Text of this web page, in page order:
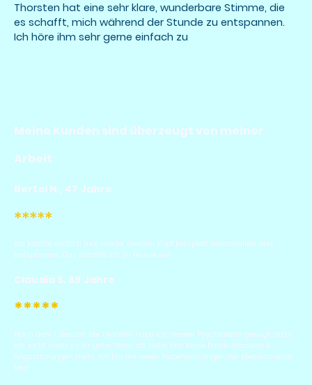
Thorsten hat eine sehr klare, wunderbare Stimme, die
es schafft, mich während der Stunde zu entspannen.
Ich höre ihm sehr gerne einfach zu
Meine Kunden sind überzeugt von meiner
Arbeit
Bertel N., 47 Jahre
*****
Ich konnte endlich mal wieder meinen Kopf komplett ausschalten und
entspannen. Das schaffe ich zu Hause nie
Claudia S. 69 Jahre
*****
Nach dem 1. Besuch bei Thorsten habe ich meiner Psychiaterin gesagt, dass
ich nicht mehr zu ihr gehe, denn ich habe fast keine Panik-Attacken &
Angststörungen mehr. Ich bin die vielen Nebenwirkungen der Medikamente
Leid.